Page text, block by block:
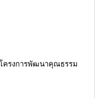
โครงการพัฒนาคุณธรรม